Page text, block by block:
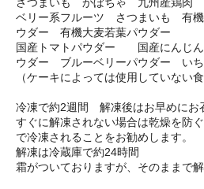
ベリー系フルーツ さつまいも 有
ウダー 有機大麦若葉パウダー
国産トマトパウダー 国産にんじ
ウダー ブルーベリーパウダー いち
（ケーキによっては使用していない
冷凍で約2週間 解凍後はお早めにお
すぐに解凍されない場合は乾燥を防
で冷凍されることをお勧めします。
解凍は冷蔵庫で約24時間
霜がついておりますが、そのままで解